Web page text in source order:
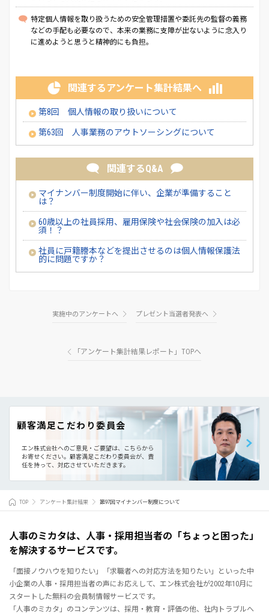
特定個人情報を取り扱うための安全管理措置や委託先の監督の義務
などの手配も必要なので、本来の業務に支障が出ないように念入り
に進めようと思うと精神的にも負担。
関連するアンケート集計結果へ
第8回 個人情報の取り扱いについて
第63回 人事業務のアウトソーシングについて
関連するQ&A
マイナンバー制度開始に伴い、企業が準備すること
は？
60歳以上の社員採用、雇用保険や社会保険の加入は必
須！？
社員に戸籍謄本などを提出させるのは個人情報保護法
的に問題ですか？
実施中のアンケートへ プレゼント当選者発表へ
「アンケート集計結果レポート」TOPへ
顧客満足こだわり委員会
エン株式会社へのご意見・ご要望は、こちらから
お寄せください。 顧客満足こだわり委員会が、責
任を持って、対応させていただきます。
TOP アンケート集計結果 第97回マイナンバー制度について
人事のミカタは、人事・採用担当者の「ちょっと困った」
を解決するサービスです。
「面接ノウハウを知りたい」「求職者への対応方法を知りたい」といった中
小企業の人事・採用担当者の声にお応えして、エン株式会社が2002年10月に
スタートした無料の会員制情報サービスです。
「人事のミカタ」のコンテンツは、採用・教育・評価の他、社内トラブルへ